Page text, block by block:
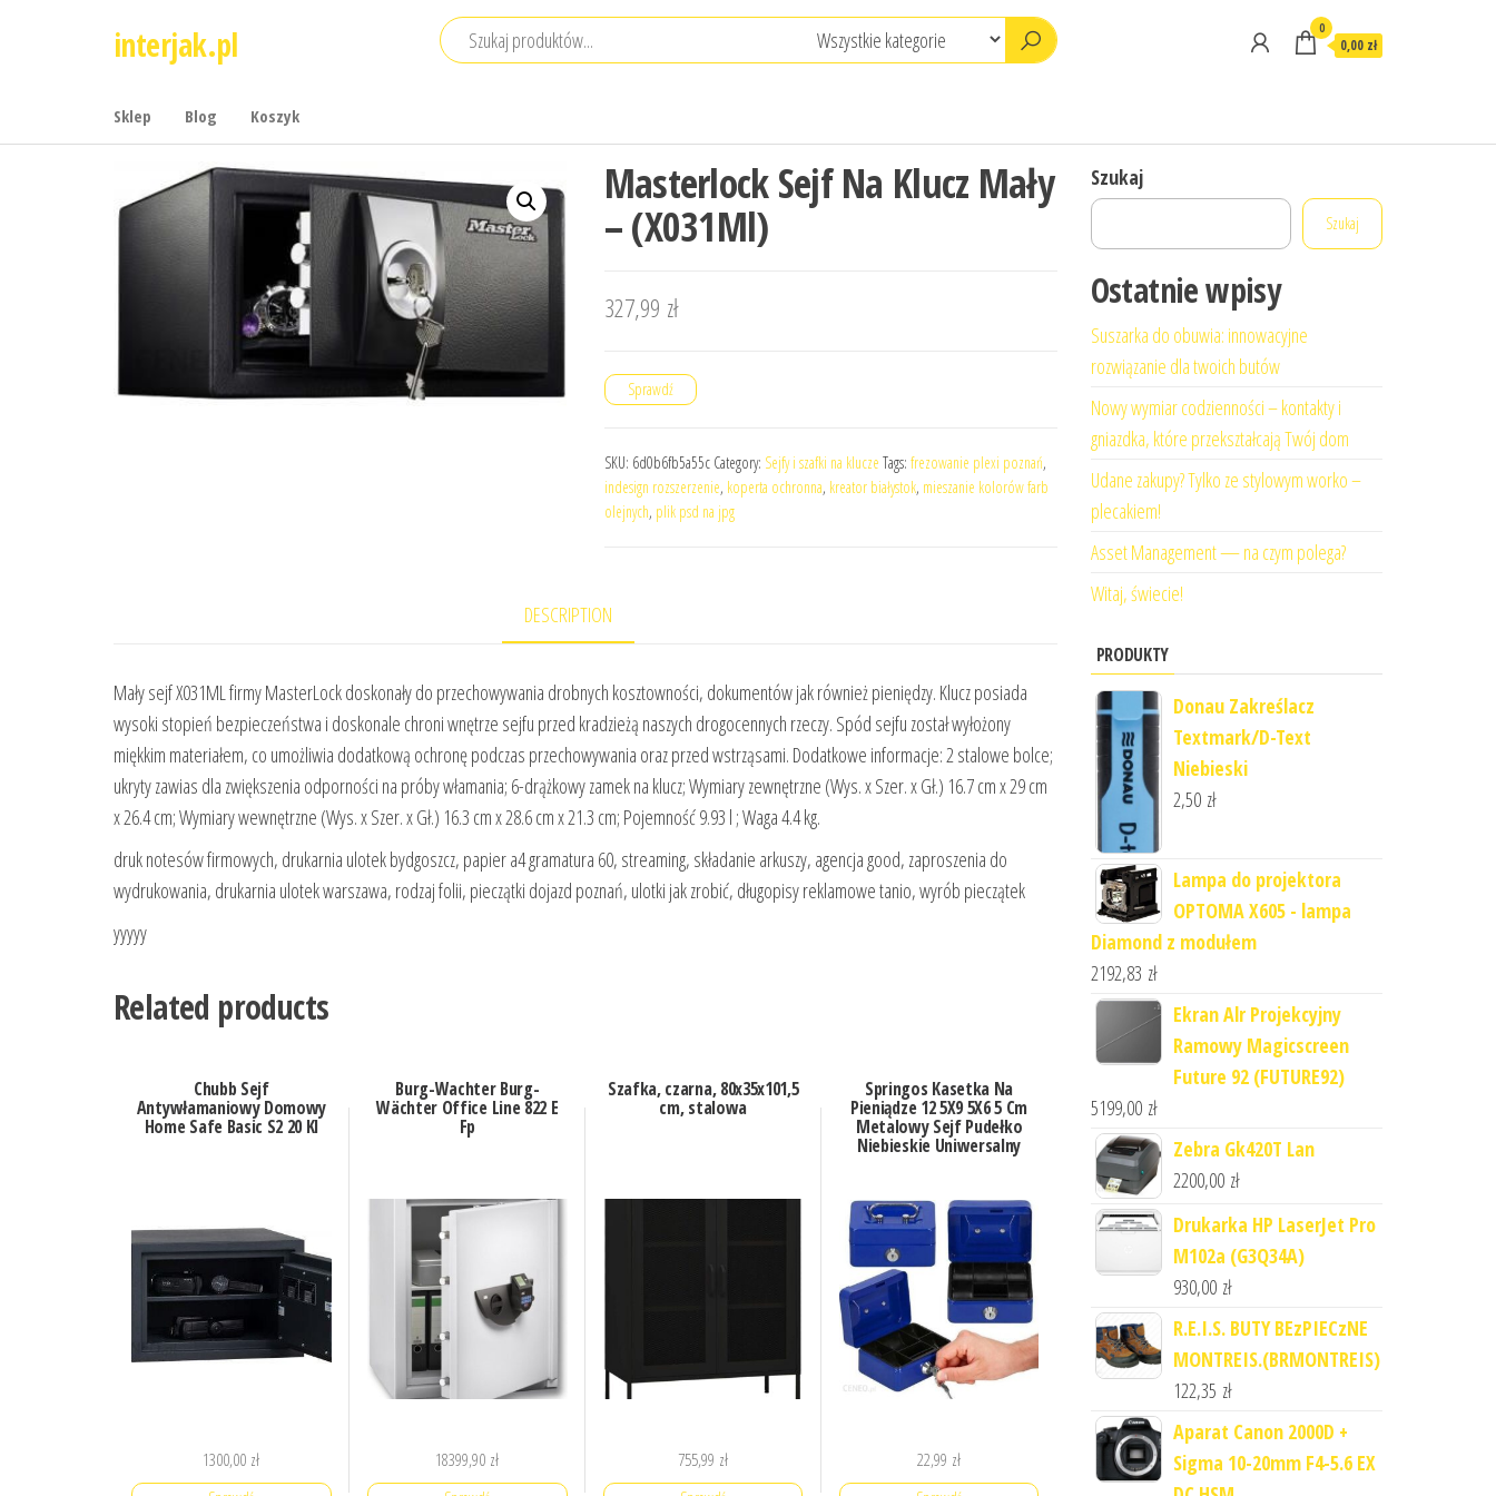
interjak.pl 0
0,00 zł
Sklep Blog Koszyk
Masterlock Sejf Na Klucz Mały
– (X031Ml)
327,99 zł
Sprawdź
SKU: 6d0b6fb5a55c Category: Sejfy i szafki na klucze Tags: frezowanie plexi poznań,
indesign rozszerzenie, koperta ochronna, kreator białystok, mieszanie kolorów farb
olejnych, plik psd na jpg
DESCRIPTION
Mały sejf X031ML firmy MasterLock doskonały do przechowywania drobnych kosztowności, dokumentów jak również pieniędzy. Klucz posiada
wysoki stopień bezpieczeństwa i doskonale chroni wnętrze sejfu przed kradzieżą naszych drogocennych rzeczy. Spód sejfu został wyłożony
miękkim materiałem, co umożliwia dodatkową ochronę podczas przechowywania oraz przed wstrząsami. Dodatkowe informacje: 2 stalowe bolce;
ukryty zawias dla zwiększenia odporności na próby włamania; 6-drążkowy zamek na klucz; Wymiary zewnętrzne (Wys. x Szer. x Gł.) 16.7 cm x 29 cm
x 26.4 cm; Wymiary wewnętrzne (Wys. x Szer. x Gł.) 16.3 cm x 28.6 cm x 21.3 cm; Pojemność 9.93 l ; Waga 4.4 kg.
druk notesów firmowych, drukarnia ulotek bydgoszcz, papier a4 gramatura 60, streaming, składanie arkuszy, agencja good, zaproszenia do
wydrukowania, drukarnia ulotek warszawa, rodzaj folii, pieczątki dojazd poznań, ulotki jak zrobić, długopisy reklamowe tanio, wyrób pieczątek
yyyyy
Related products
Chubb Sejf
Antywłamaniowy Domowy
Home Safe Basic S2 20 Kl
1300,00 zł
Burg-Wachter Burg-
Wächter Office Line 822 E
Fp
18399,90 zł
Szafka, czarna, 80x35x101,5
cm, stalowa
755,99 zł
Springos Kasetka Na
Pieniądze 12 5X9 5X6 5 Cm
Metalowy Sejf Pudełko
Niebieskie Uniwersalny
22,99 zł
Szukaj
Szukaj
Ostatnie wpisy
Suszarka do obuwia: innowacyjne
rozwiązanie dla twoich butów
Nowy wymiar codzienności – kontakty i
gniazdka, które przekształcają Twój dom
Udane zakupy? Tylko ze stylowym worko –
plecakiem!
Asset Management — na czym polega?
Witaj, świecie!
PRODUKTY
Donau Zakreślacz
Textmark/D-Text
Niebieski
2,50 zł
Lampa do projektora
OPTOMA X605 - lampa
Diamond z modułem
2192,83 zł
Ekran Alr Projekcyjny
Ramowy Magicscreen
Future 92 (FUTURE92)
5199,00 zł
Zebra Gk420T Lan
2200,00 zł
Drukarka HP LaserJet Pro
M102a (G3Q34A)
930,00 zł
R.E.I.S. BUTY BEzPIECzNE
MONTREIS.(BRMONTREIS)
122,35 zł
Aparat Canon 2000D +
Sigma 10-20mm F4-5.6 EX